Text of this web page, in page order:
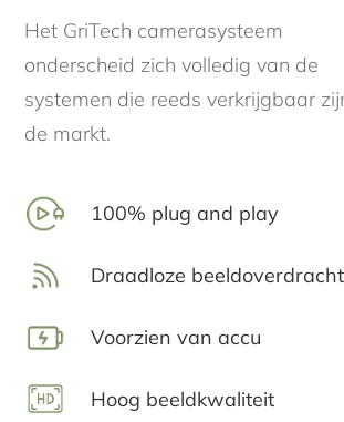
Het GriTech camerasysteem
onderscheid zich volledig van de
systemen die reeds verkrijgbaar
de markt.
100% plug and play
Draadloze beeldoverdracht
Voorzien van accu
Hoog beeldkwaliteit